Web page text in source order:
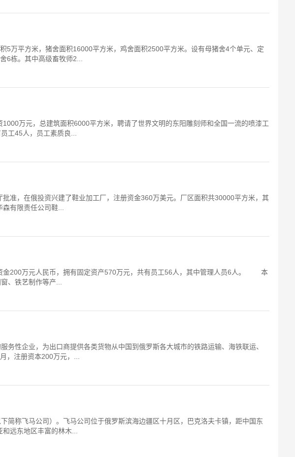
5万平方米，猪舍面积16000平方米，鸡舍面积2500平方米。设有母猪舍4个单元、定
6栋。其中高级畜牧师2...
万元，总建筑面积6000平方米，聘请了世界文明的东阳雕刻师和全国一流的喷漆工
工45人，员工素质良...
准，在俄投资兴建了鞋业加工厂，注册资金360万美元。厂区面积共30000平方米，其
有限责任公司鞋...
金200万元人民币，拥有固定资产570万元，共有员工56人，其中管理人员6人。 本
、铁艺制作等产...
性企业，为出口商提供各类货物从中国到俄罗斯各大城市的铁路运输、海铁联运、
，注册资本200万元，...
称飞马公司）。飞马公司位于俄罗斯滨海边疆区十月区，巴克洛夫卡镇，距中国东
远东地区丰富的林木...